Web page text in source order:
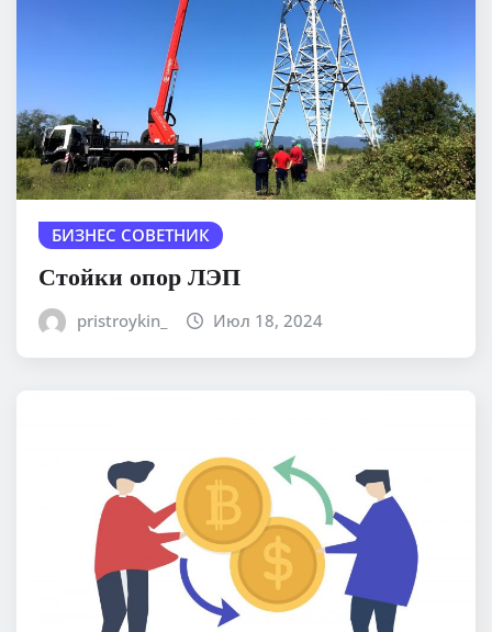
БИЗНЕС СОВЕТНИК
Стойки опор ЛЭП
pristroykin_ Июл 18, 2024